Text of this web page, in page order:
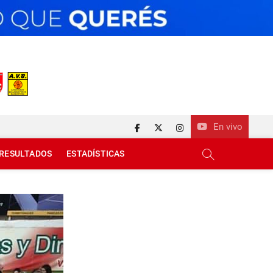
En vivo
facebook
twitterinstagram
RESULTADOS ESTADÍSTICAS